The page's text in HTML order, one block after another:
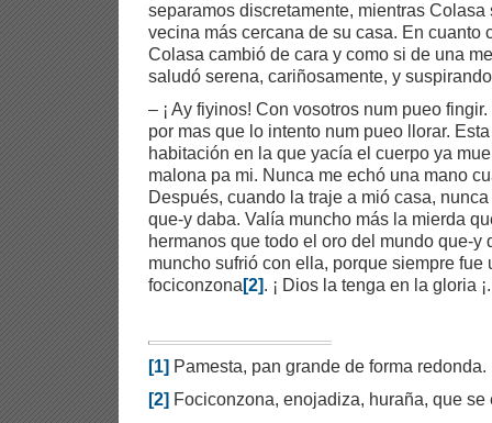
separamos discretamente, mientras
vecina más cercana de su casa. En cuanto
Colasa cambió de cara y como si de una
saludó serena, cariñosamente, y
– ¡ Ay fiyinos! Con vosotros num pueo
por mas que lo intento num pueo llorar.
habitación en la que yacía el cuerpo ya
malona pa mi. Nunca me echó una mano
Después, cuando la traje a mió casa,
que-y daba. Valía muncho más la mierda
hermanos que todo el oro del mundo que-y
muncho sufrió con ella, porque siempre fue
fociconzona [2]. ¡ Dios la tenga en la gloria
[1] Pamesta, pan grande de forma redonda.
[2] Fociconzona, enojadiza, huraña, que